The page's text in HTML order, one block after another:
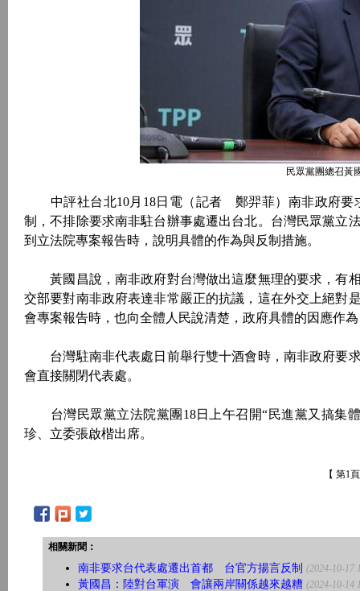
民眾黨團總召
中評社台北10月18日電（記者 鄭羿菲）南非政府要
制，不排除要求南非駐台辦事處遷出台北。台灣民眾黨立
到立法院專案報告時，說明具體的作為與反制措施。
黃國昌說，南非政府對台灣做出這麼無理的要求，有
交部要對南非政府表達非常嚴正的抗議，這在外交上絕對
會專案報告時，也向全體人民說清楚，政府具體的因應作
台灣駐南非代表處日前舉行雙十酒會時，南非政府要求
會直接關閉代表處。
台灣民眾黨立法院黨團18日上午召開“民進黨又搞集
珍、立委張啟楷出席。
【 第1
相關新聞：
南非要求台代表處遷出首都 台官方揚言反制 (2024-10-17
黃國昌：陸對台軍演 會讓兩岸關係越來越糟 (2024-10-14